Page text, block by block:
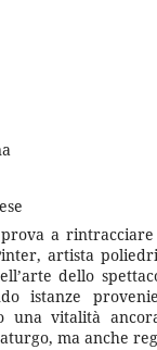
a rintracciare
artista
dello
istanze
una vitalità
ma anche